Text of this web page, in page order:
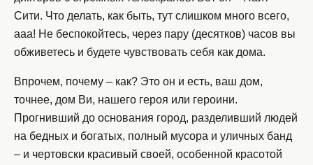
Сити. Что делать, как быть, тут слишком много всего,
ааа! Не беспокойтесь, через пару (десятков) часов вы
обживетесь и будете чувствовать себя как дома.
Впрочем, почему – как? Это он и есть, ваш дом,
точнее, дом Ви, нашего героя или героини.
Прогнивший до основания город, разделивший людей
на бедных и богатых, полный мусора и уличных банд
– и чертовски красивый своей, особенной красотой